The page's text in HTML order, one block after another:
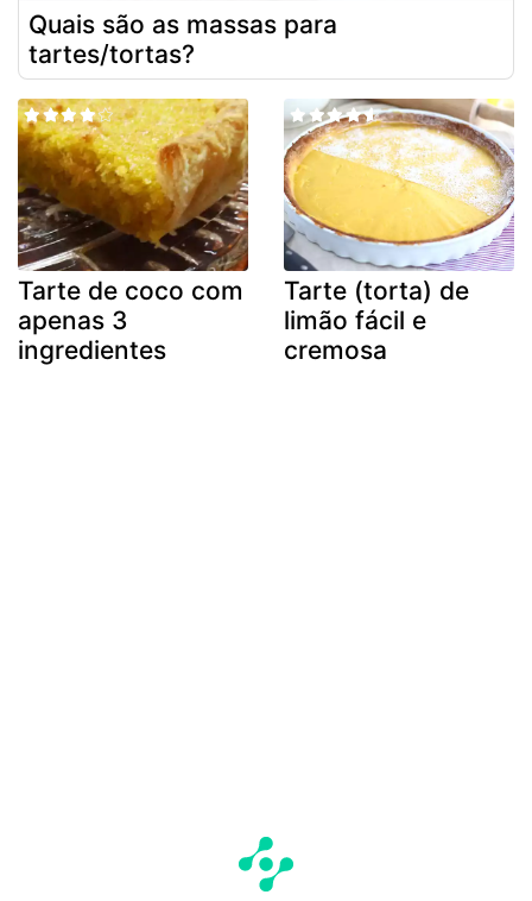
Quais são as massas para
tartes/tortas?
Tarte de coco com
apenas 3
ingredientes
Tarte (torta) de
limão fácil e
cremosa